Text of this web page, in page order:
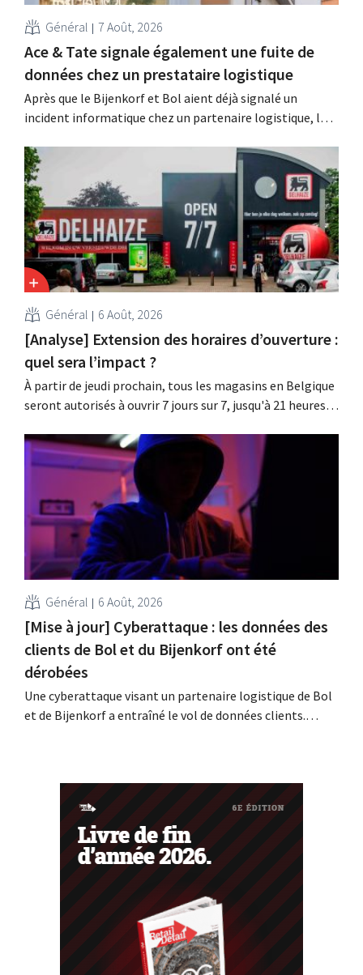
Général 7 Août, 2026
Ace & Tate signale également une fuite de
données chez un prestataire logistique
Après que le Bijenkorf et Bol aient déjà signalé un
incident informatique chez un partenaire logistique, la
clients d'une fuite de données. Les données financières,
les noms d'utilisateur et les mots de passe n'ont pas été
affectés.
Général 6 Août, 2026
[Analyse] Extension des horaires d’ouverture :
quel sera l’impact ?
À partir de jeudi prochain, tous les magasins en Belgique
seront autorisés à ouvrir 7 jours sur 7, jusqu'à 21 heures.
faut. De plus, la législation du travail constitue un
obstacle. Les conditions sont-elles équitables pour tous
Général 6 Août, 2026
[Mise à jour] Cyberattaque : les données des
clients de Bol et du Bijenkorf ont été
dérobées
Une cyberattaque visant un partenaire logistique de Bol
et de Bijenkorf a entraîné le vol de données clients.